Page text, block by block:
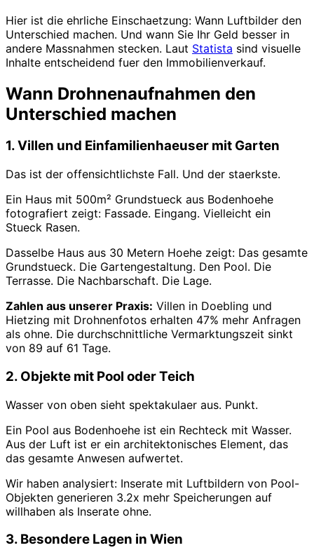
Hier ist die ehrliche Einschaetzung: Wann Luftbilder den
Unterschied machen. Und wann Sie Ihr Geld besser in
andere Massnahmen stecken. Laut Statista sind visuelle
Inhalte entscheidend fuer den Immobilienverkauf.
Wann Drohnenaufnahmen den
Unterschied machen
1. Villen und Einfamilienhaeuser mit Garten
Das ist der offensichtlichste Fall. Und der staerkste.
Ein Haus mit 500m² Grundstueck aus Bodenhoehe
fotografiert zeigt: Fassade. Eingang. Vielleicht ein
Stueck Rasen.
Dasselbe Haus aus 30 Metern Hoehe zeigt: Das gesamte
Grundstueck. Die Gartengestaltung. Den Pool. Die
Terrasse. Die Nachbarschaft. Die Lage.
Zahlen aus unserer Praxis: Villen in Doebling und
Hietzing mit Drohnenfotos erhalten 47% mehr Anfragen
als ohne. Die durchschnittliche Vermarktungszeit sinkt
von 89 auf 61 Tage.
2. Objekte mit Pool oder Teich
Wasser von oben sieht spektakulaer aus. Punkt.
Ein Pool aus Bodenhoehe ist ein Rechteck mit Wasser.
Aus der Luft ist er ein architektonisches Element, das
das gesamte Anwesen aufwertet.
Wir haben analysiert: Inserate mit Luftbildern von Pool-
Objekten generieren 3.2x mehr Speicherungen auf
willhaben als Inserate ohne.
3. Besondere Lagen in Wien